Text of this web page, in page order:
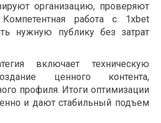
организацию, проверяют
Компетентная работа с 1xbet
нужную публику без затрат
включает техническую
ценного контента,
профиля. Итоги оптимизации
и дают стабильный подъем